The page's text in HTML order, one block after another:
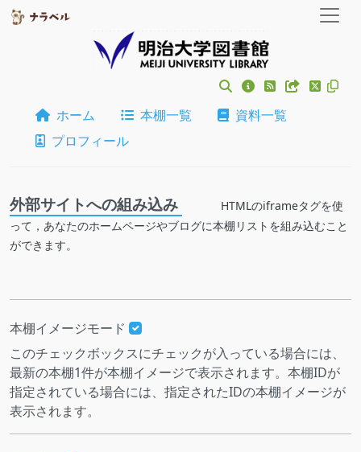
ホーム 本棚一覧
資料一覧
プロフィール
外部サイトへの組み込み
HTMLのiframeタグを使
って，あなたのホームページやブログに本棚リストを組み込むこと
ができます。
本棚イメージモード
このチェックボックスにチェックが入っている場合には、
最新の本棚1件が本棚イメージで表示されます。本棚IDが
指定されている場合には、指定されたIDの本棚イメージが
表示されます。